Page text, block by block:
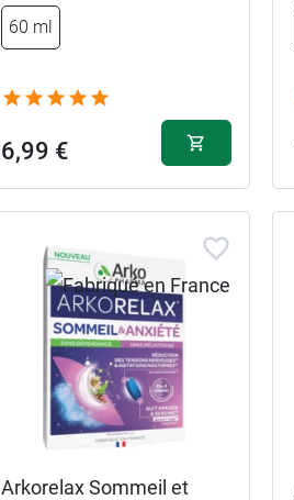
11,79 €
60 ml
6,99 €
Arkorelax Sommeil et